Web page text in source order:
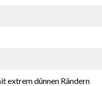
extrem dünnen Rändern